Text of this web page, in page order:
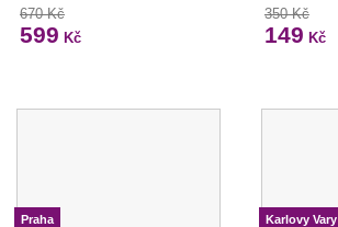
670 Kč
599 Kč
350 Kč
149 Kč
Praha Karlovy Vary